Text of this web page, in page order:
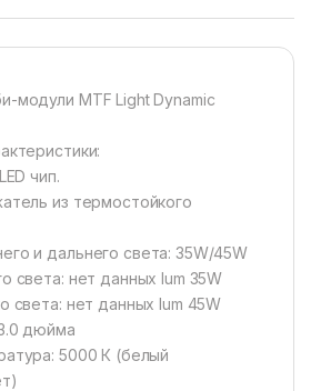
модули MTF Light Dynamic
чип.
из термостойкого
и дальнего света: 35W/45W
света: нет данных lum 35W
света: нет данных lum 45W
дюйма
5000 К (белый